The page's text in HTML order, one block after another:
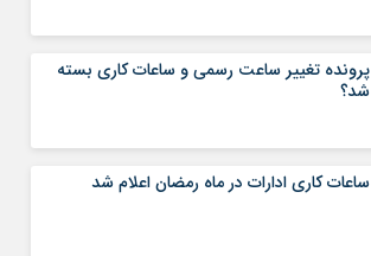
پرونده تغییر ساعت رسمی و ساعات کاری بسته
شد؟
ساعات کاری ادارات در ماه رمضان اعلام شد